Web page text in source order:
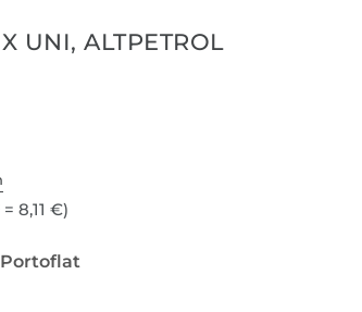
UNI, ALTPETROL
8,11 €)